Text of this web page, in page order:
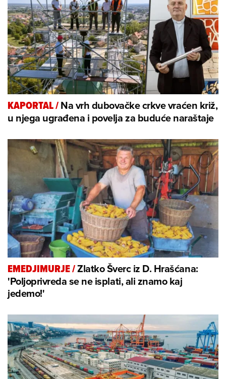
KAPORTAL/Na vrh dubovačke crkve vraćen križ,
u njega ugrađena i povelja za buduće naraštaje
EMEDJIMURJE/Zlatko Šverc iz D. Hrašćana:
'Poljoprivreda se ne isplati, ali znamo kaj
jedemo!'